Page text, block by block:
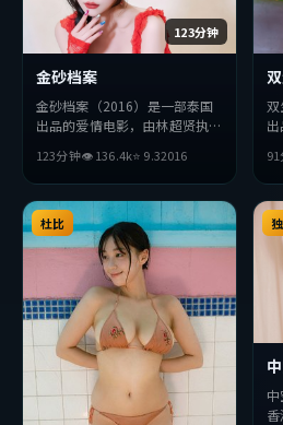
123分钟
金砂档案
金砂档案（2016）是一部泰国
出品的爱情电影，由林超贤执
演。影片在叙事与视听上力求突
破，探讨人性与抉择，节奏张弛
有度，适合喜欢该类型的观众完
整观看。
123分钟👁136.4k⭐ 9.32016
双
突
弛
杜比